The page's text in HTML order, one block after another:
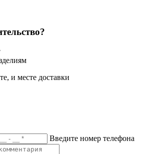
и месте доставки
Введите номер телефона